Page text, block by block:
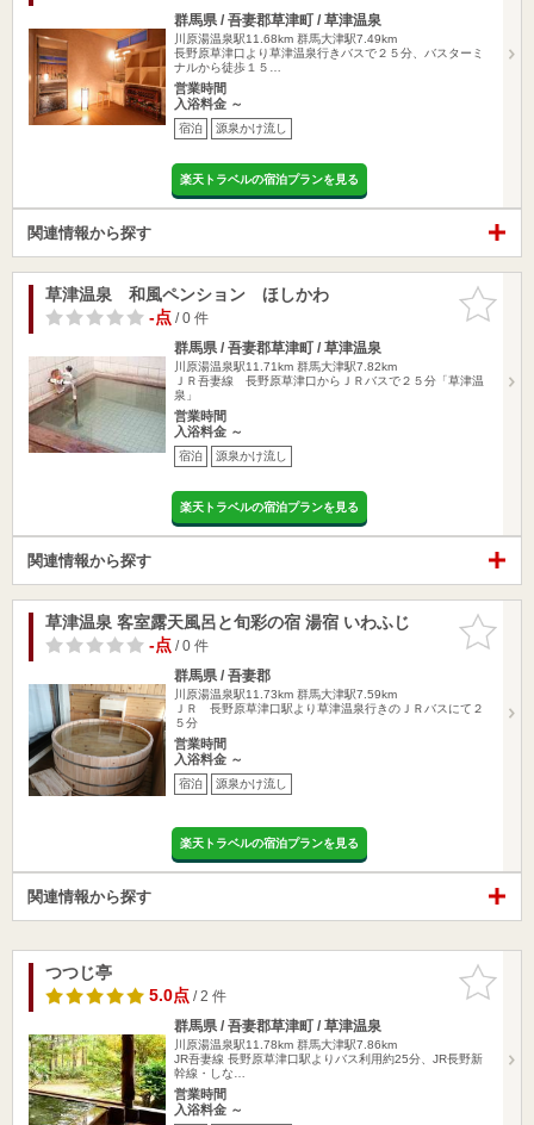
群馬県 / 吾妻郡草津町 / 草津温泉
川原湯温泉駅11.68km 群馬大津駅7.49km
長野原草津口より草津温泉行きバスで２５分、バスターミ
ナルから徒歩１５…
営業時間
入浴料金 ～
宿泊 源泉かけ流し
楽天トラベルの宿泊プランを見る
関連情報から探す
お気に入
りに追加
草津温泉 和風ペンション ほしかわ
-点/ 0 件
群馬県 / 吾妻郡草津町 / 草津温泉
川原湯温泉駅11.71km 群馬大津駅7.82km
ＪＲ吾妻線 長野原草津口からＪＲバスで２５分「草津温
泉」
営業時間
入浴料金 ～
宿泊 源泉かけ流し
楽天トラベルの宿泊プランを見る
関連情報から探す
お気に入
りに追加
草津温泉 客室露天風呂と旬彩の宿 湯宿 いわふじ
-点/ 0 件
群馬県 / 吾妻郡
川原湯温泉駅11.73km 群馬大津駅7.59km
ＪＲ 長野原草津口駅より草津温泉行きのＪＲバスにて２
５分
営業時間
入浴料金 ～
宿泊 源泉かけ流し
楽天トラベルの宿泊プランを見る
関連情報から探す
お気に入
りに追加
つつじ亭
5.0点/ 2 件
群馬県 / 吾妻郡草津町 / 草津温泉
川原湯温泉駅11.78km 群馬大津駅7.86km
JR吾妻線 長野原草津口駅よりバス利用約25分、JR長野新
幹線・しな…
営業時間
入浴料金 ～